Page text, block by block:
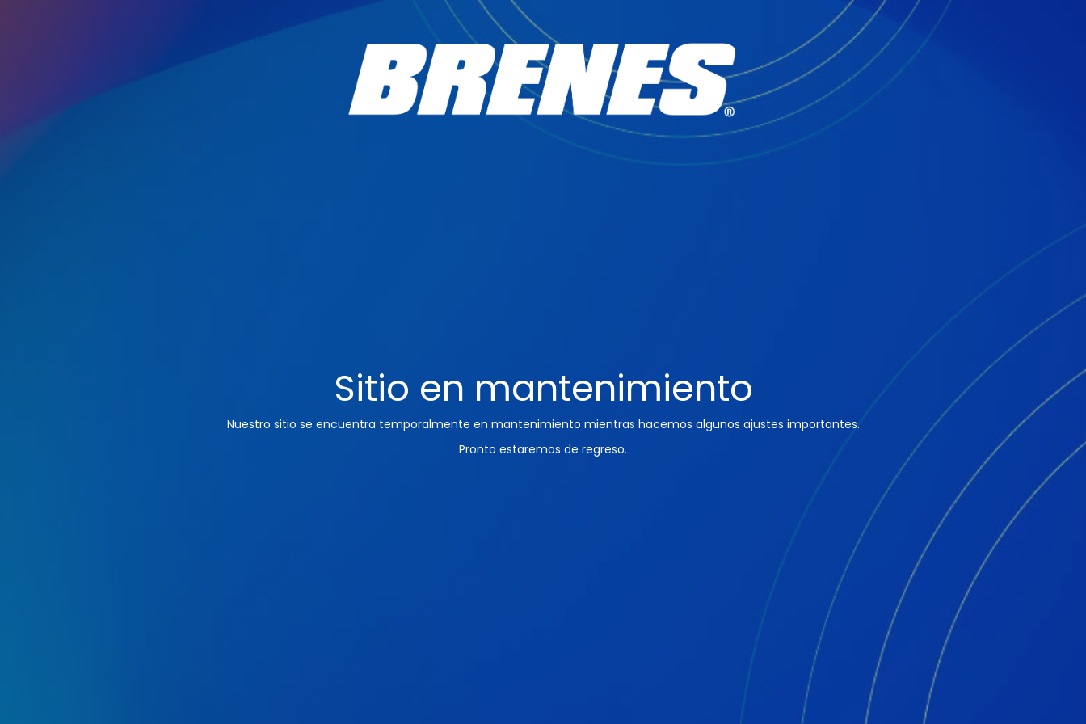
Sitio en mantenimiento
Nuestro sitio se encuentra temporalmente en mantenimiento mientras hacemos algunos ajustes importantes.
Pronto estaremos de regreso.